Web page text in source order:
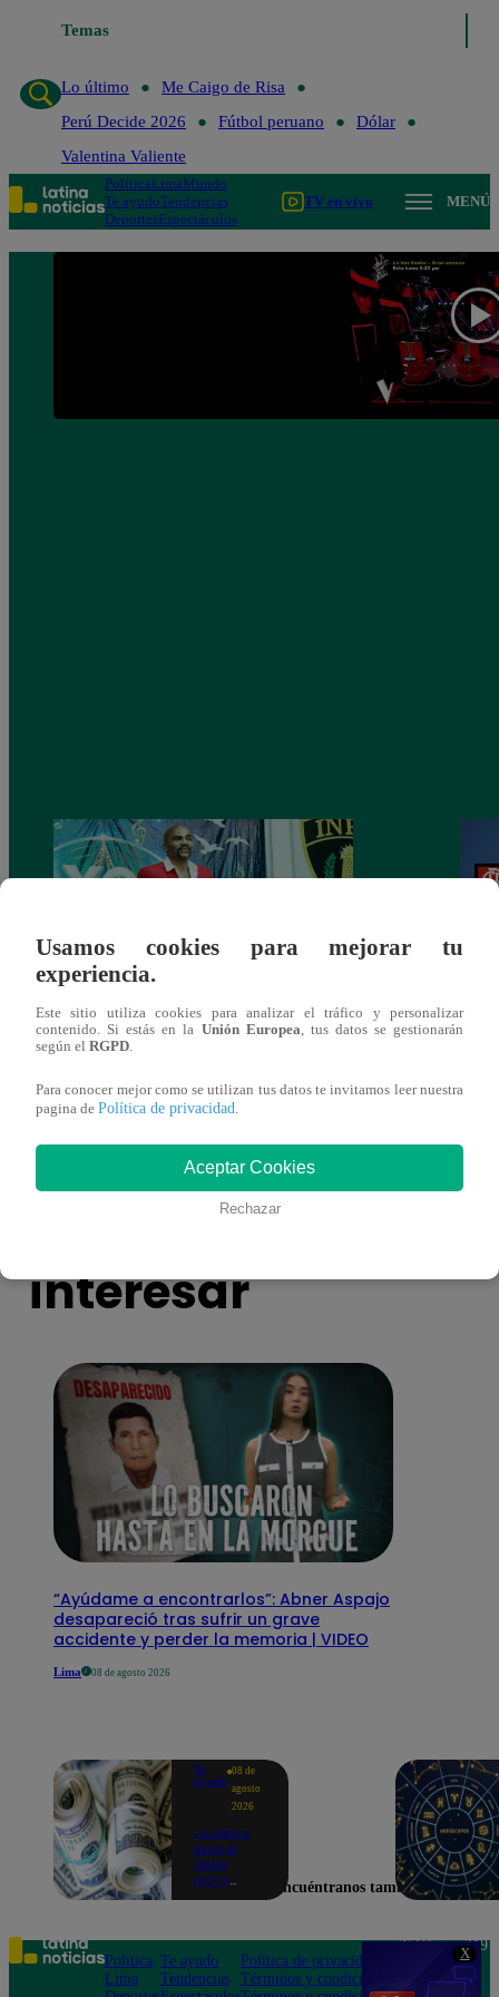
X
Temas
Lo último
Me Caigo de Risa
Perú Decide 2026
Fútbol peruano
Dólar
Valentina Valiente
PolíticaLimaMundo
Te ayudoTendencias
DeportesEspectáculos
TV en vivo MENÚ
INPE realizó la gran final de “Yo Soy
Luri” en el Penal de Lurigancho | VIDEO
También te puede
interesar
“Ayúdame a encontrarlos”: Abner Aspajo
desapareció tras sufrir un grave
accidente y perder la memoria | VIDEO
Lima 08 de agosto 2026
Te
ayudo
08 de
agosto
2026
¿Cuánto
está el
dólar
HOY?
este
sábado 8
de agosto
Usamos cookies para mejorar tu
experiencia.
Este sitio utiliza cookies para analizar el tráfico y personalizar
contenido. Si estás en la Unión Europea , tus datos se gestionarán
según el RGPD
Para conocer mejor como se utilizan tus datos te invitamos leer nuestra
pagina de Política de privacidad
Aceptar Cookies
Rechazar
Encuéntranos también en
Política
Lima
Te ayudo
Tendencias
Política de privacidad
Términos y condiciones
Teléfono: 219
Av. San